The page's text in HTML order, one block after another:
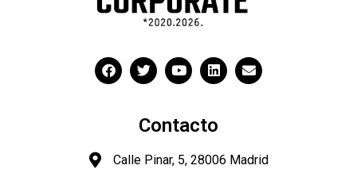
Contacto
Calle Pinar, 5, 28006 Madrid